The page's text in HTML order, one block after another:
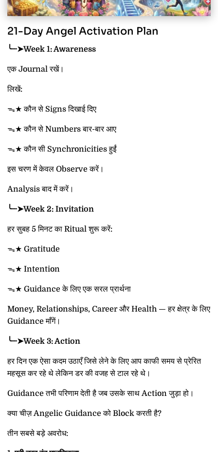
21-Day Angel Activation Plan
╰┈➤Week 1: Awareness
एक Journal रखें।
लिखें:
ᯓ★ कौन से Signs दिखाई दिए
ᯓ★ कौन से Numbers बार-बार आए
ᯓ★ कौन सी Synchronicities हुईं
इस चरण में केवल Observe करें।
Analysis बाद में करें।
╰┈➤Week 2: Invitation
हर सुबह 5 मिनट का Ritual शुरू करें:
ᯓ★ Gratitude
ᯓ★ Intention
ᯓ★ Guidance के लिए एक सरल प्रार्थना
Money, Relationships, Career और Health — हर क्षेत्र के लिए
Guidance माँगें।
╰┈➤Week 3: Action
हर दिन एक ऐसा कदम उठाएँ जिसे लेने के लिए आप काफी समय से प्रेरित
महसूस कर रहे थे लेकिन डर की वजह से टाल रहे थे।
Guidance तभी परिणाम देती है जब उसके साथ Action जुड़ा हो।
क्या चीज़ Angelic Guidance को Block करती है?
तीन सबसे बड़े अवरोध: